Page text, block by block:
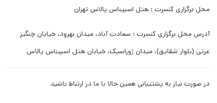
محل برگزاری کنسرت : هتل اسپیناس پالاس تهران
آدرس محل برگزاری کنسرت : سعادت آباد، میدان بهرود، خیابان چنگیز
عرتی (بلوار شقایق)، میدان ژوراسیک، خیابان هتل اسپیناس پالاس
در صورت نیاز به پشتیبانی همین حالا با ما در ارتباط باشید